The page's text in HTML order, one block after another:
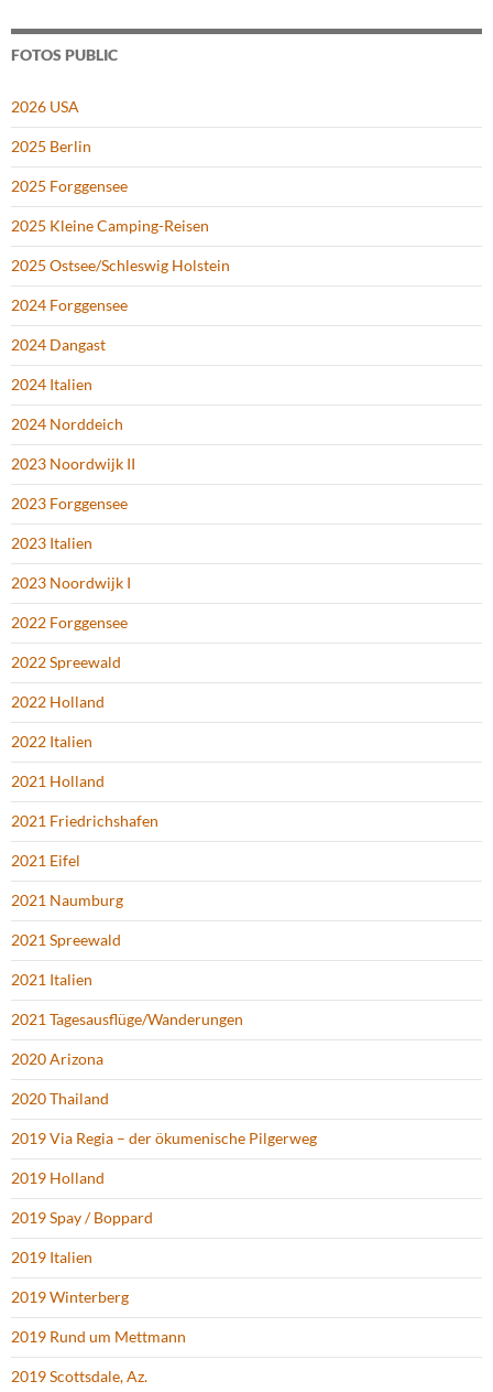
FOTOS PUBLIC
2026 USA
2025 Berlin
2025 Forggensee
2025 Kleine Camping-Reisen
2025 Ostsee/Schleswig Holstein
2024 Forggensee
2024 Dangast
2024 Italien
2024 Norddeich
2023 Noordwijk II
2023 Forggensee
2023 Italien
2023 Noordwijk I
2022 Forggensee
2022 Spreewald
2022 Holland
2022 Italien
2021 Holland
2021 Friedrichshafen
2021 Eifel
2021 Naumburg
2021 Spreewald
2021 Italien
2021 Tagesausflüge/Wanderungen
2020 Arizona
2020 Thailand
2019 Via Regia – der ökumenische Pilgerweg
2019 Holland
2019 Spay / Boppard
2019 Italien
2019 Winterberg
2019 Rund um Mettmann
2019 Scottsdale, Az.